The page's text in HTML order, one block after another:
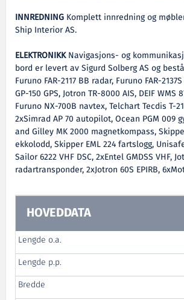
INNREDNING Komplett innredning og
Ship Interior AS.
ELEKTRONIKKNavigasjons- og
bord er levert av Sigurd Solberg AS og
Furuno FAR-2117 BB radar, Furuno FAR-
GP-150 GPS, Jotron TR-8000 AIS, DEIF WMS
Furuno NX-700B navtex, Telchart Tecdis T-
2xSimrad AP 70 autopilot, Ocean PGM 009
and Gilley MK 2000 magnetkompass,
ekkolodd, Skipper EML 224 fartslogg,
Sailor 6222 VHF DSC, 2xEntel GMDSS VHF,
radartransponder, 2xJotron 60S EPIRB,
HOVEDDATA
Lengde o.a.
Lengde p.p.
Bredde